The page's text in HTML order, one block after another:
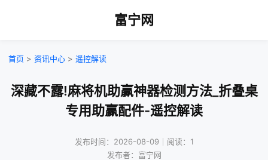
富宁网
首页 > 资讯中心 > 遥控解读
深藏不露!麻将机助赢神器检测方法_折叠桌
专用助赢配件-遥控解读
发布时间：2026-08-09｜阅读：1
发布者：富宁网